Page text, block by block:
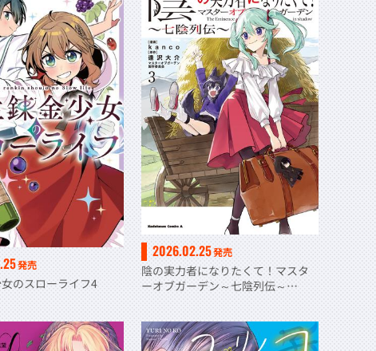
発売
のスローライフ4
2026.02.25発売
陰の実力者になりたくて！マスタ
ーオブガーデン～七陰列伝～